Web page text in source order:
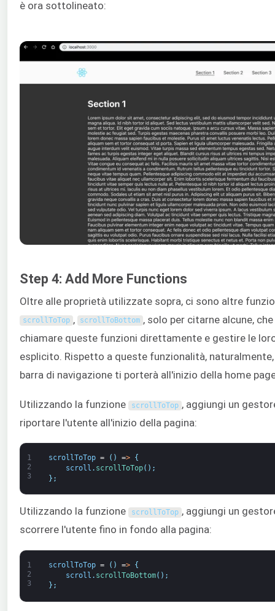
è ora sottolineato:
Step 4: Add More Functions
Oltre alle proprietà utilizzate sopra, ci sono altre
scrollToTop , scrollToBottom , solo per citarne alcune,
chiamare queste funzioni direttamente e gestire le
esplicito. Rispetto a queste funzionalità,
barra di navigazione ti porterà all'inizio della home
Utilizzando la funzione scrollToTop , aggiungi un
riportare l'utente all'inizio della pagina:
1
2
3
scrollToTop = ( ) =>
{
scroll . scrollToTop( ) ;
} ;
Utilizzando la funzione scrollToTop , aggiungi un
scorrere l'utente fino in fondo alla pagina:
1
2
3
scrollToTop = ( ) =>
{
scroll . scrollToBottom( ) ;
} ;